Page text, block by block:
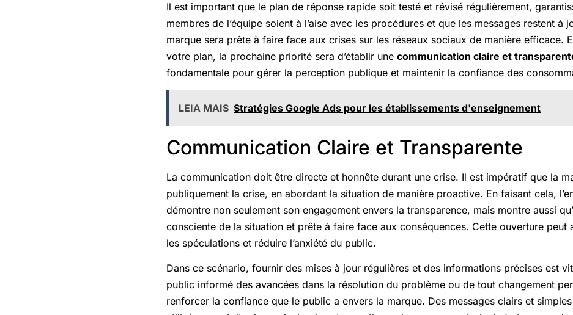
Il est important que le plan de réponse rapide soit testé et révisé régulièrement,
membres de l’équipe soient à l’aise avec les procédures et que les messages restent à
marque sera prête à faire face aux crises sur les réseaux sociaux de manière efficace.
votre plan, la prochaine priorité sera d’établir une communication claire et
fondamentale pour gérer la perception publique et maintenir la confiance des
LEIA MAIS Stratégies Google Ads pour les établissements d'enseignement
Communication Claire et Transparente
La communication doit être directe et honnête durant une crise. Il est impératif que la
publiquement la crise, en abordant la situation de manière proactive. En faisant cela,
démontre non seulement son engagement envers la transparence, mais montre aussi
consciente de la situation et prête à faire face aux conséquences. Cette ouverture peut
les spéculations et réduire l’anxiété du public.
Dans ce scénario, fournir des mises à jour régulières et des informations précises est
public informé des avancées dans la résolution du problème ou de tout changement
renforcer la confiance que le public a envers la marque. Des messages clairs et